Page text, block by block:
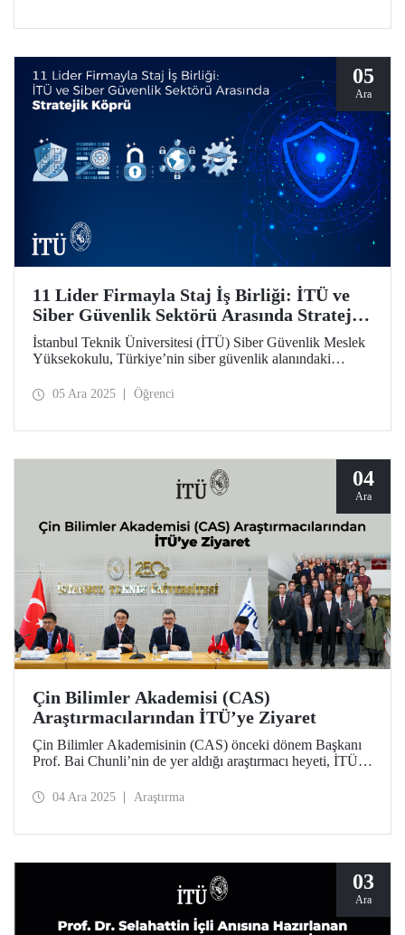
05
Ara
11 Lider Firmayla Staj İş Birliği: İTÜ ve
Siber Güvenlik Sektörü Arasında Stratejik
Köprü
İstanbul Teknik Üniversitesi (İTÜ) Siber Güvenlik Meslek
Yüksekokulu, Türkiye’nin siber güvenlik alanındaki
bir adım attı. Sektörün önde gelen 11 firmasıyla "Staj İş
05 Ara 2025 Öğrenci
04
Ara
Çin Bilimler Akademisi (CAS)
Araştırmacılarından İTÜ’ye Ziyaret
Çin Bilimler Akademisinin (CAS) önceki dönem Başkanı
Prof. Bai Chunli’nin de yer aldığı araştırmacı heyeti, İTÜ
araya geldi. Ziyaret kapsamında CAS ve İTÜ arasındaki iş
04 Ara 2025 Araştırma
03
Ara